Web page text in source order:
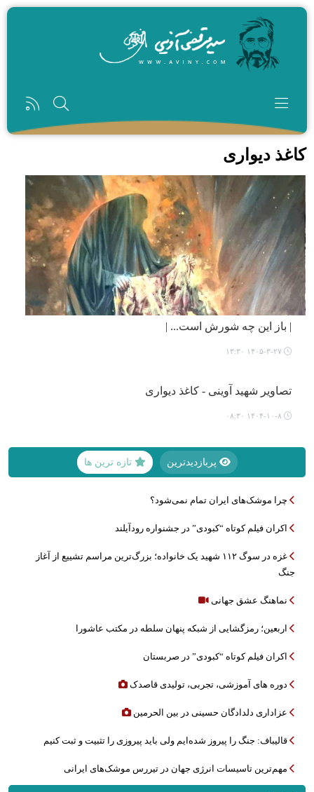
رفتن به محتوای اصلی
کاغذ دیواری
| باز این چه شورش است... |
تصاویر شهید آوینی - کاغذ دیواری
پربازدیدترین تازه ترین ها
چرا موشک‌های ایران تمام نمی‌شود؟
اکران فیلم کوتاه “کبودی” در جشنواره رودآیلند
غزه در سوگ ۱۱۲ شهید یک خانواده؛ بزرگ‌ترین مراسم تشییع از آغاز
جنگ
نماهنگ عشق جهانی
اربعین؛ رمزگشایی از شبکه پنهان سلطه در مکتب عاشورا
اکران فیلم کوتاه “کبودی” در صربستان
دوره های آموزشی، تجربی، تولیدی قاصدک
عزاداری دلدادگان حسینی در بین الحرمین
قالیباف: جنگ را پیروز شده‌ایم ولی باید پیروزی را تثبیت و ثبت کنیم
مهم‌ترین تاسیسات انرژی جهان در تیررس موشک‌های ایرانی